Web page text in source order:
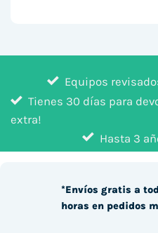
Equipos
Tienes 30 días para
extra!
Hasta 3
*Envíos gratis a
horas en pedidos